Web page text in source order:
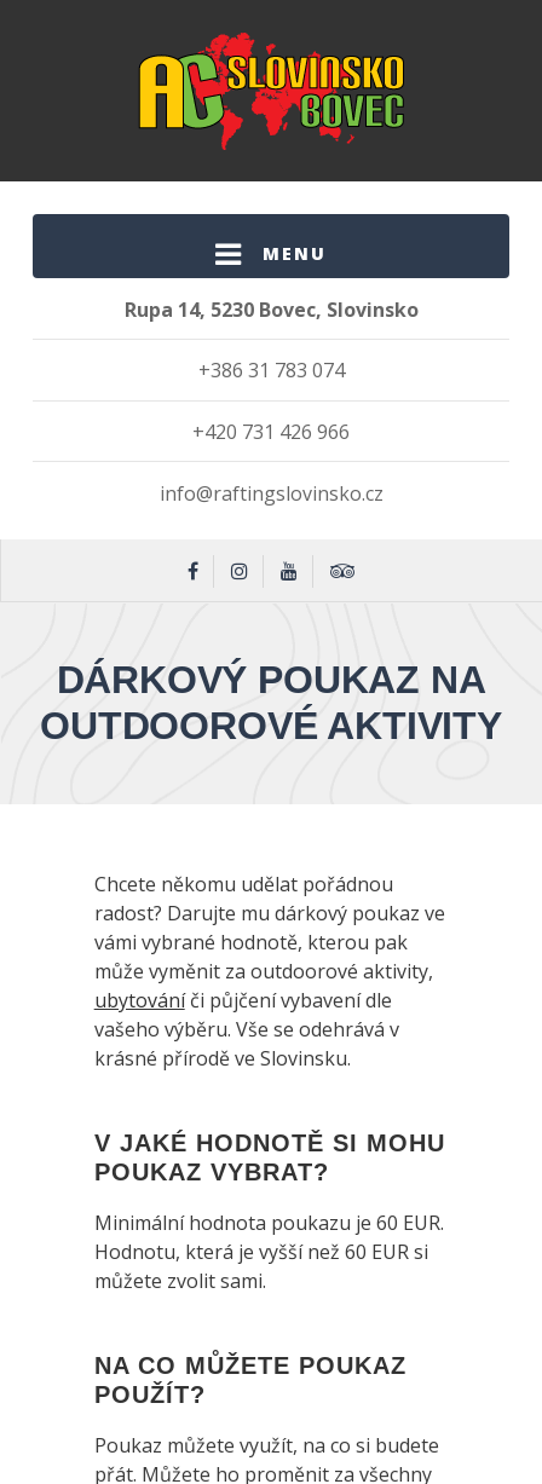
MENU
Rupa 14, 5230 Bovec, Slovinsko
+386 31 783 074
+420 731 426 966
info@raftingslovinsko.cz
DÁRKOVÝ POUKAZ NA
OUTDOOROVÉ AKTIVITY
Chcete někomu udělat pořádnou
radost? Darujte mu dárkový poukaz ve
vámi vybrané hodnotě, kterou pak
může vyměnit za outdoorové aktivity,
ubytováníči půjčení vybavení dle
vašeho výběru. Vše se odehrává v
krásné přírodě ve Slovinsku.
V JAKÉ HODNOTĚ SI MOHU
POUKAZ VYBRAT?
Minimální hodnota poukazu je 60 EUR.
Hodnotu, která je vyšší než 60 EUR si
můžete zvolit sami.
NA CO MŮŽETE POUKAZ
POUŽÍT?
Poukaz můžete využít, na co si budete
přát. Můžete ho proměnit za všechny